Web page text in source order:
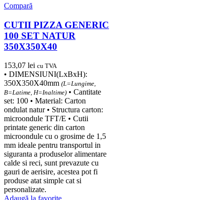
Compară
CUTII PIZZA GENERIC
100 SET NATUR
350X350X40
153,07 lei cu TVA
• DIMENSIUNI(LxBxH):
350X350X40mm (L=Lungime,
B=Latime, H=Inaltime) • Cantitate
set: 100 • Material: Carton
ondulat natur • Structura carton:
microondule TFT/E • Cutii
printate generic din carton
microondule cu o grosime de 1,5
mm ideale pentru transportul in
siguranta a produselor alimentare
calde si reci, sunt prevazute cu
gauri de aerisire, acestea pot fi
produse atat simple cat si
personalizate.